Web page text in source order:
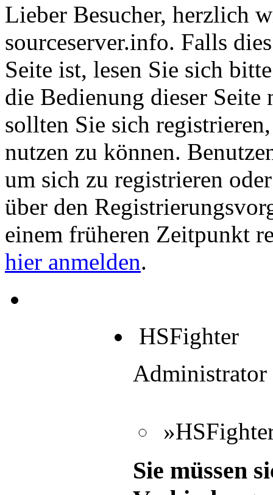
Lieber Besucher, herzlich
sourceserver.info. Falls
Seite ist, lesen Sie sich
die Bedienung dieser Seite
sollten Sie sich
nutzen zu können.
um sich zu registrieren
über den
einem früheren Zeitpunkt
hier anmelden.
HSFighter
Administrator
Sie müssen